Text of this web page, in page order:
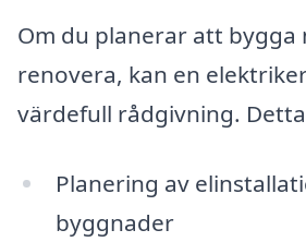
Om du planerar att bygga
renovera, kan en
värdefull rådgivning.
Planering av
byggnader